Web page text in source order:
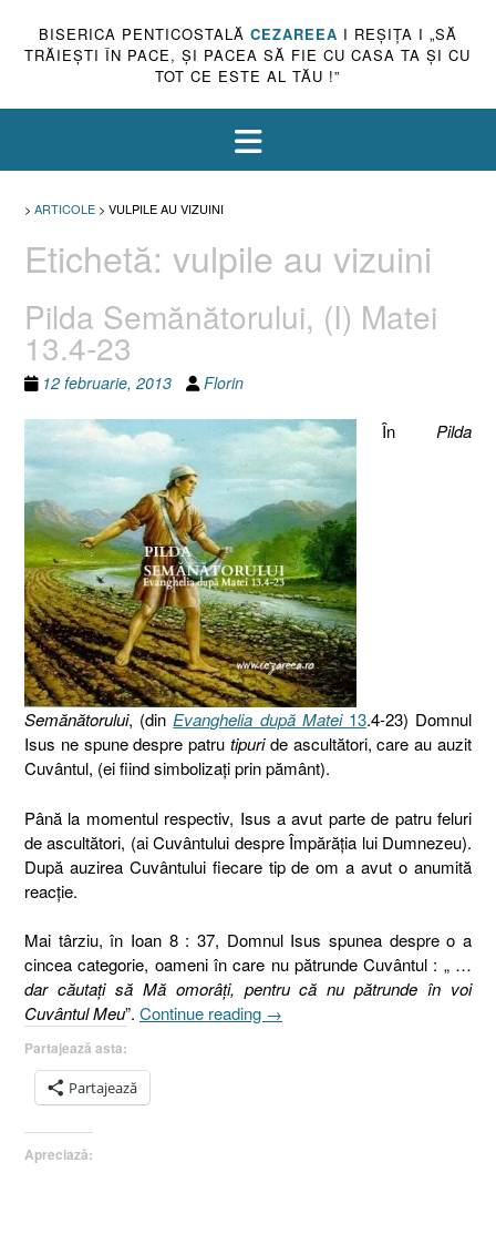
BISERICA PENTICOSTALĂ CEZAREEA I REŞIŢA I „SĂ
TRĂIEŞTI ÎN PACE, ŞI PACEA SĂ FIE CU CASA TA ŞI CU
TOT CE ESTE AL TĂU !”
> ARTICOLE > VULPILE AU VIZUINI
Etichetă: vulpile au vizuini
Pilda Semănătorului, (I) Matei
13.4-23
12 februarie, 2013 Florin
În Pilda
Semănătorului, (din Evanghelia după Matei 13.4-23) Domnul
Isus ne spune despre patru tipuride ascultători, care au auzit
Cuvântul, (ei fiind simbolizaţi prin pământ).
Până la momentul respectiv, Isus a avut parte de patru feluri
de ascultători, (ai Cuvântului despre Împărăţia lui Dumnezeu).
După auzirea Cuvântului fiecare tip de om a avut o anumită
reacţie.
Mai târziu, în Ioan 8 : 37, Domnul Isus spunea despre o a
cincea categorie, oameni în care nu pătrunde Cuvântul : „ …
dar căutaţi să Mă omorâţi, pentru că nu pătrunde în voi
Cuvântul Meu”. Continue reading „Pilda
→
Partajează asta:
Partajează
Apreciază: